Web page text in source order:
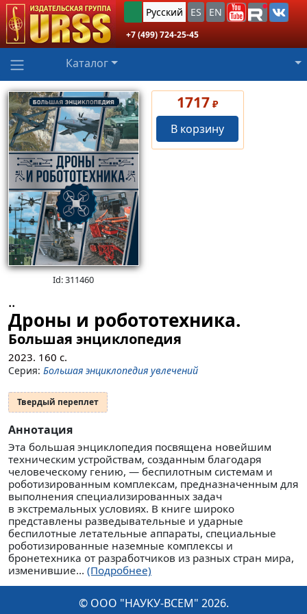
Русский ES EN
+7 (499) 724-25-45
Каталог
Id: 311460
1717 ₽
В корзину
..
Дроны и робототехника.
Большая энциклопедия
2023. 160 с.
Серия: Большая энциклопедия увлечений
Твердый переплет
Аннотация
Эта большая энциклопедия посвящена новейшим
техническим устройствам, созданным благодаря
человеческому гению, — беспилотным системам и
роботизированным комплексам, предназначенным для
выполнения специализированных задач
в экстремальных условиях. В книге широко
представлены разведывательные и ударные
беспилотные летательные аппараты, специальные
роботизированные наземные комплексы и
бронетехника от разработчиков из разных стран мира,
изменившие... (Подробнее)
© ООО "НАУКУ-ВСЕМ" 2026.